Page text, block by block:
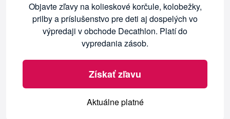
Objavte zľavy na kolieskové korčule, kolobežky,
prilby a príslušenstvo pre deti aj dospelých vo
výpredaji v obchode Decathlon. Platí do
vypredania zásob.
Získať zľavu
Aktuálne platné